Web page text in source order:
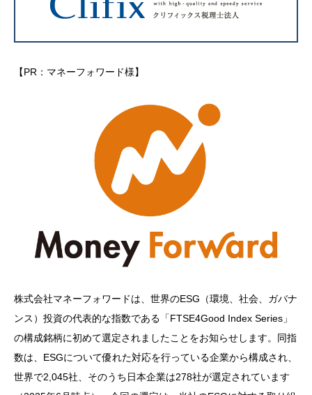
【PR：マネーフォワード様】
株式会社マネーフォワードは、世界のESG（環境、社会、ガバナ
ンス）投資の代表的な指数である「FTSE4Good Index Series」
の構成銘柄に初めて選定されましたことをお知らせします。同指
数は、ESGについて優れた対応を行っている企業から構成され、
世界で2,045社、そのうち日本企業は278社が選定されています